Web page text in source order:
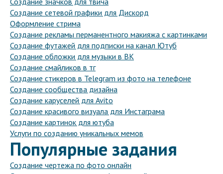
Создание сетевой графики для Дискорд
Оформление стрима
Создание рекламы перманентного макияжа с картинками
Создание футажей для подписки на канал Ютуб
Создание обложки для музыки в ВК
Создание смайликов в тг
Создание стикеров в Telegram из фото на телефоне
Создание сообщества дизайна
Создание каруселей для Avito
Создание красивого визуала для Инстаграма
Создание картинок для ютуба
Услуги по созданию уникальных мемов
Популярные задания
Создание чертежа по фото онлайн